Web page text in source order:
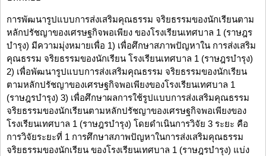
การพัฒนารูปแบบการส่งเสริมคุณธรรม จริยธรรมของนักเรียนตาม
หลักปรัชญาของเศรษฐกิจพอเพียง ของโรงเรียนเทศบาล 1 (ราษฎร
บำรุง) มีความมุ่งหมายเพื่อ 1) เพื่อศึกษาสภาพปัญหาใน การส่งเสริม
คุณธรรม จริยธรรมของนักเรียน โรงเรียนเทศบาล 1 (ราษฎรบำรุง)
2) เพื่อพัฒนารูปแบบการส่งเสริมคุณธรรม จริยธรรมของนักเรียน
ตามหลักปรัชญาของเศรษฐกิจพอเพียงของโรงเรียนเทศบาล 1
(ราษฎรบำรุง) 3) เพื่อศึกษาผลการใช้รูปแบบการส่งเสริมคุณธรรม
จริยธรรมของนักเรียนตามหลักปรัชญาของเศรษฐกิจพอเพียงของ
โรงเรียนเทศบาล 1 (ราษฎรบำรุง) โดยดำเนินการวิจัย 3 ระยะ คือ
การวิจัยระยะที่ 1 การศึกษาสภาพปัญหาในการส่งเสริมคุณธรรม
จริยธรรมของนักเรียน ของโรงเรียนเทศบาล 1 (ราษฎรบำรุง) แบ่ง